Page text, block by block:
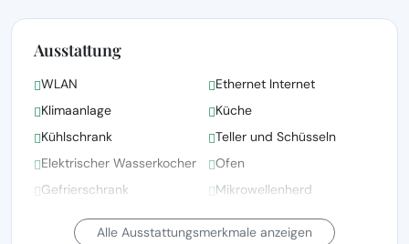
Ausstattung
WLAN
Ethernet Internet
Klimaanlage
Küche
Kühlschrank
Teller und Schüsseln
Elektrischer Wasserkocher
Ofen
Gefrierschrank
Mikrowellenherd
Badewanne
Kinderbett(en)/Babybett(en)
auf Anfrage
Alle Ausstattungsmerkmale anzeigen